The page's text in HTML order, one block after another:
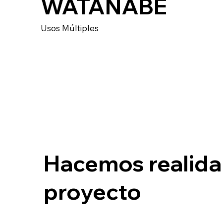
WATANABE
Usos Múltiples
Hacemos
proyecto